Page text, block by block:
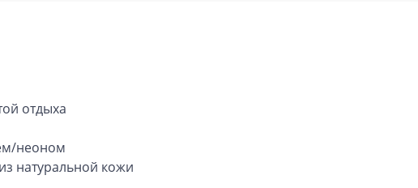
отдыха
неоном
натуральной кожи